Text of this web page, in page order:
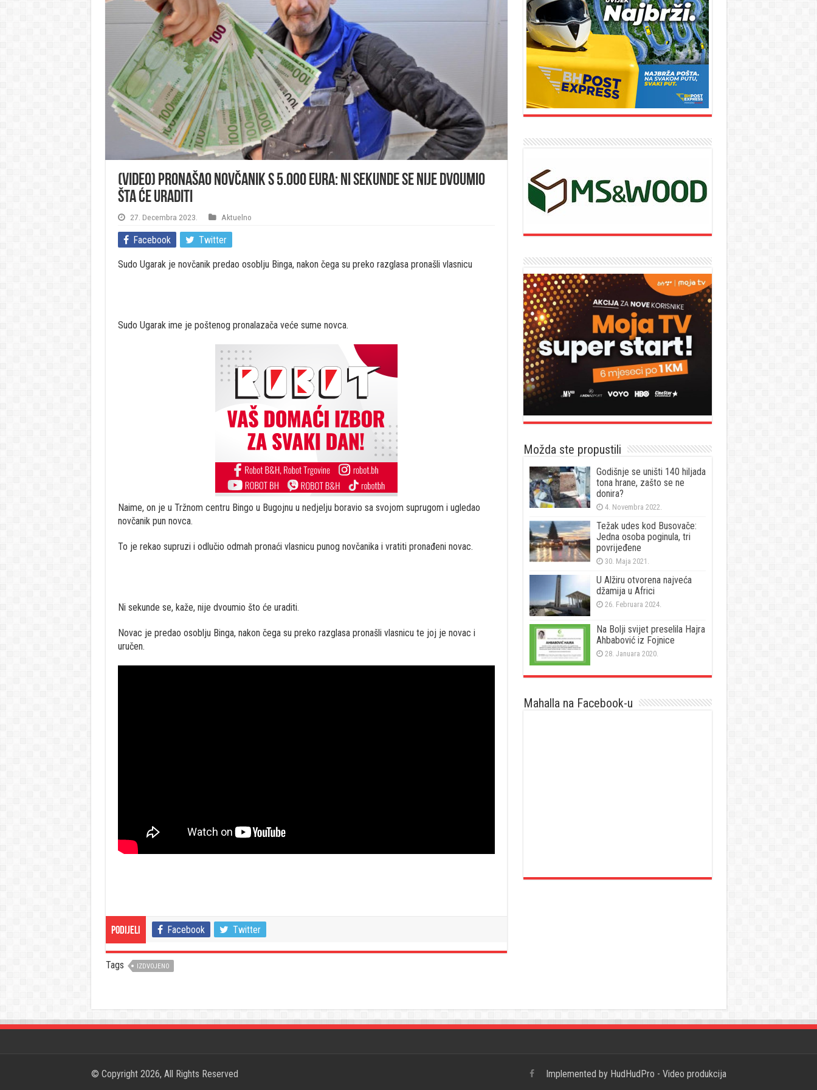
(VIDEO) Pronašao novčanik s 5.000 eura: Ni sekunde se nije dvoumio
šta će uraditi
27. Decembra 2023. Aktuelno
Facebook Twitter
Sudo Ugarak je novčanik predao osoblju Binga, nakon čega su preko razglasa pronašli vlasnicu
Sudo Ugarak ime je poštenog pronalazača veće sume novca.
Naime, on je u Tržnom centru Bingo u Bugojnu u nedjelju boravio sa svojom suprugom i ugledao
novčanik pun novca.
To je rekao supruzi i odlučio odmah pronaći vlasnicu punog novčanika i vratiti pronađeni novac.
Ni sekunde se, kaže, nije dvoumio što će uraditi.
Novac je predao osoblju Binga, nakon čega su preko razglasa pronašli vlasnicu te joj je novac i
uručen.
Podijeli Facebook Twitter
Tags IZDVOJENO
Možda ste propustili
Godišnje se uništi 140 hiljada
tona hrane, zašto se ne
donira?
4. Novembra 2022.
Težak udes kod Busovače:
Jedna osoba poginula, tri
povrijeđene
30. Maja 2021.
U Alžiru otvorena najveća
džamija u Africi
26. Februara 2024.
Na Bolji svijet preselila Hajra
Ahbabović iz Fojnice
28. Januara 2020.
Mahalla na Facebook-u
Implemented by HudHudPro - Video produkcija
© Copyright 2026, All Rights Reserved